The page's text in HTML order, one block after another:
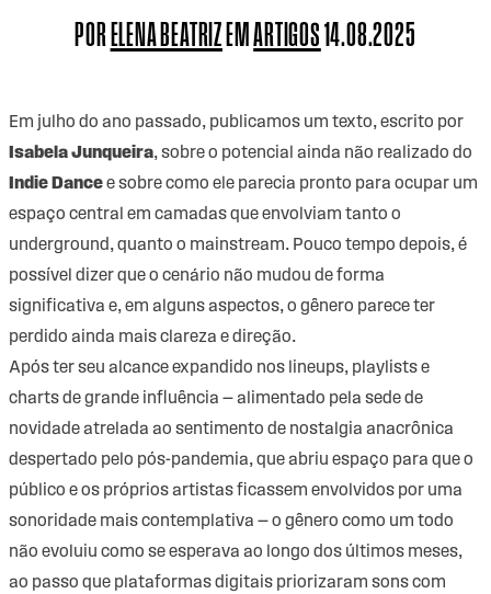
PORELENA BEATRIZEMARTIGOS14.08.2025
Em julho do ano passado, publicamos um texto, escrito por
Isabela Junqueira, sobre o potencial ainda não realizado do
Indie Dancee sobre como ele parecia pronto para ocupar um
espaço central em camadas que envolviam tanto o
underground, quanto o mainstream. Pouco tempo depois, é
possível dizer que o cenário não mudou de forma
significativa e, em alguns aspectos, o gênero parece ter
perdido ainda mais clareza e direção.
Após ter seu alcance expandido nos lineups, playlists e
charts de grande influência — alimentado pela sede de
novidade atrelada ao sentimento de nostalgia anacrônica
despertado pelo pós-pandemia, que abriu espaço para que o
público e os próprios artistas ficassem envolvidos por uma
sonoridade mais contemplativa — o gênero como um todo
não evoluiu como se esperava ao longo dos últimos meses,
ao passo que plataformas digitais priorizaram sons com